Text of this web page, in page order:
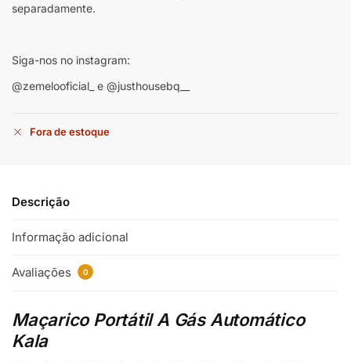
separadamente.
Siga-nos no instagram:
@zemelooficial_ e @justhousebq__
Fora de estoque
Descrição
Informação adicional
Avaliações 0
Maçarico Portátil A Gás Automático
Kala